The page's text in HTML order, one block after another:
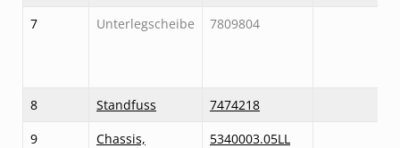
7 Unterlegscheibe 7809804
8 Standfuss
7474218
9
Chassis,
5340003.05LL